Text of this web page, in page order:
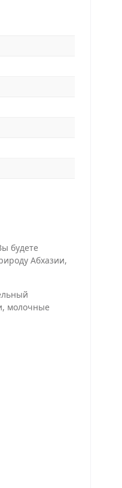
будете
Абхазии,
молочные